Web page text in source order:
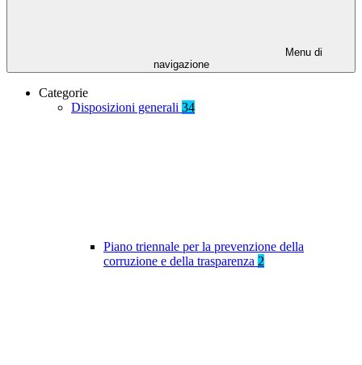
Menu di
navigazione
Categorie
Disposizioni generali 34
Piano triennale per la prevenzione della
corruzione e della trasparenza 2